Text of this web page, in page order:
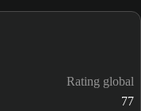
Rating global
77